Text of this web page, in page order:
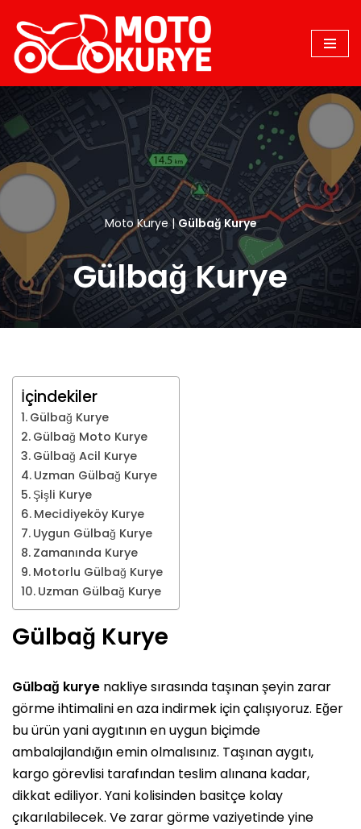
İçeriğe
geç
Moto Kurye|Gülbağ Kurye
Gülbağ Kurye
İçindekiler
Gülbağ Kurye
Gülbağ Moto Kurye
Gülbağ Acil Kurye
Uzman Gülbağ Kurye
Şişli Kurye
Mecidiyeköy Kurye
Uygun Gülbağ Kurye
Zamanında Kurye
Motorlu Gülbağ Kurye
Uzman Gülbağ Kurye
Gülbağ Kurye
Gülbağ kurye nakliye sırasında taşınan şeyin zarar
görme ihtimalini en aza indirmek için çalışıyoruz. Eğer
bu ürün yani aygıtının en uygun biçimde
ambalajlandığın emin olmalısınız. Taşınan aygıtı,
kargo görevlisi tarafından teslim alınana kadar,
dikkat ediliyor. Yani kolisinden basitçe kolay
çıkarılabilecek. Ve zarar görme vaziyetinde yine